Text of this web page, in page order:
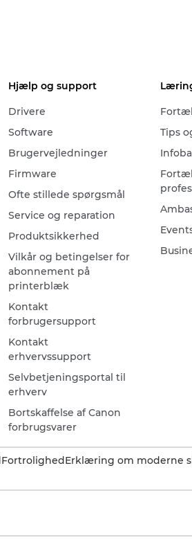
Hjælp og support
Drivere
Software
Brugervejledninger
Firmware
Ofte stillede spørgsmål
Service og reparation
Produktsikkerhed
Vilkår og betingelser for
abonnement på
printerblæk
Kontakt
forbrugersupport
Kontakt
erhvervssupport
Selvbetjeningsportal til
erhverv
Bortskaffelse af Canon
forbrugsvarer
Tips
Fortrolighed Erklæring om moderne